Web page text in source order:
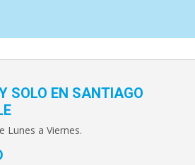
SOLO EN SANTIAGO
Lunes a Viernes.